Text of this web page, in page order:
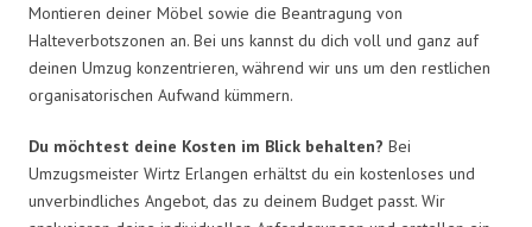
Montieren deiner Möbel sowie die Beantragung von
Halteverbotszonen an. Bei uns kannst du dich voll und ganz auf
deinen Umzug konzentrieren, während wir uns um den restlichen
organisatorischen Aufwand kümmern.
Du möchtest deine Kosten im Blick behalten? Bei
Umzugsmeister Wirtz Erlangen erhältst du ein kostenloses und
unverbindliches Angebot, das zu deinem Budget passt. Wir